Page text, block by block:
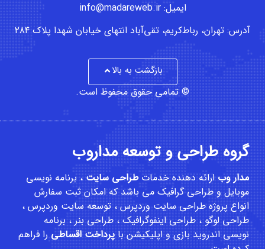
ایمیل: info@madareweb.ir
آدرس: تهران، رباط‌کریم، تقی‌آباد انتهای خیابان شهدا پلاک ۲۸۴
بازگشت به بالا
© تمامی حقوق محفوظ است.
گروه طراحی و توسعه مداروب
مدار وبارائه دهنده خدماتطراحی سایت،برنامه نویسی
موبایلوطراحی گرافیک می باشد که امکانثبت سفارش
انواع پروژه طراحی سایت وردپرس ، توسعه سایت وردپرس ،
طراحی لوگو ، طراحی اینفوگرافیک ، طراحی بنر ، برنامه
نویسی اندروید بازی و اپلیکیشن باپرداخت اقساطیرا فراهم